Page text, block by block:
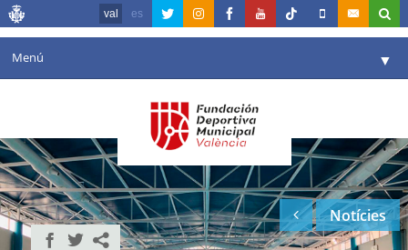
val es
Menú ▼
Agenda
Instal·lacions ▼
Comunicació ▼
Notícies